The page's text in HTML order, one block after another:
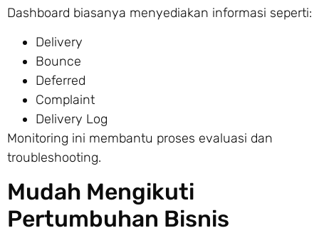
Dashboard biasanya menyediakan informasi seperti:
Delivery
Bounce
Deferred
Complaint
Delivery Log
Monitoring ini membantu proses evaluasi dan
troubleshooting.
Mudah Mengikuti
Pertumbuhan Bisnis